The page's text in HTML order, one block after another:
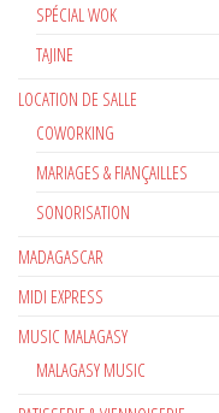
SPÉCIAL WOK
TAJINE
LOCATION DE SALLE
COWORKING
MARIAGES & FIANÇAILLES
SONORISATION
MADAGASCAR
MIDI EXPRESS
MUSIC MALAGASY
MALAGASY MUSIC